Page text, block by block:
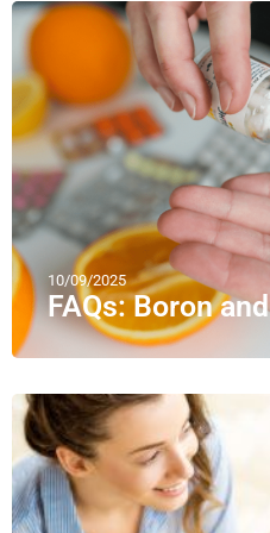
10/09/2025
FAQs: Boron